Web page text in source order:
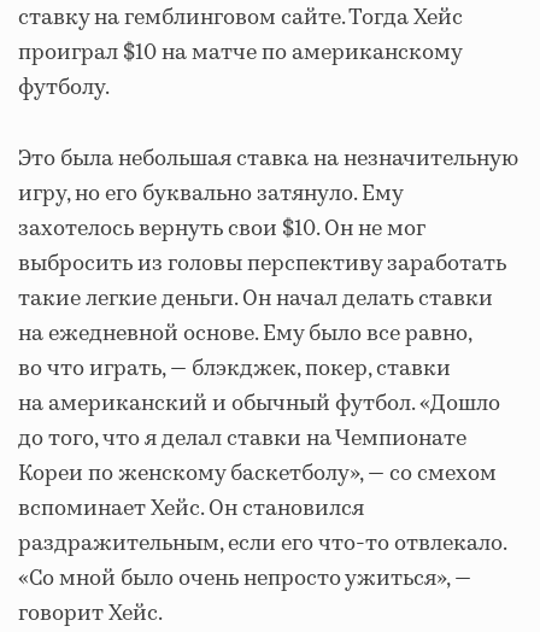
ставку на гемблинговом сайте. Тогда Хейс
проиграл $10 на матче по американскому
футболу.
Это была небольшая ставка на незначительную
игру, но его буквально затянуло. Ему
захотелось вернуть свои $10. Он не мог
выбросить из головы перспективу заработать
такие легкие деньги. Он начал делать ставки
на ежедневной основе. Ему было все равно,
во что играть, — блэкджек, покер, ставки
на американский и обычный футбол. «Дошло
до того, что я делал ставки на Чемпионате
Кореи по женскому баскетболу», — со смехом
вспоминает Хейс. Он становился
раздражительным, если его что-то отвлекало.
«Со мной было очень непросто ужиться», —
говорит Хейс.